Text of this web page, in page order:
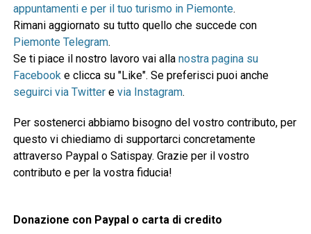
appuntamenti e per il tuo turismo in Piemonte.
Rimani aggiornato su tutto quello che succede con
Piemonte Telegram.
Se ti piace il nostro lavoro vai alla nostra pagina su
Facebooke clicca su "Like". Se preferisci puoi anche
seguirci via Twittere via Instagram.
Per sostenerci abbiamo bisogno del vostro contributo, per
questo vi chiediamo di supportarci concretamente
attraverso Paypal o Satispay. Grazie per il vostro
contributo e per la vostra fiducia!
Donazione con Paypal o carta di credito